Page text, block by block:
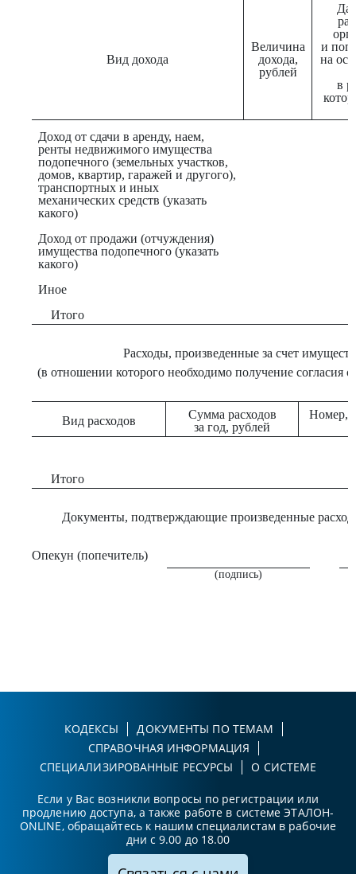
Вид дохода
Величина
дохода,
рублей
и
на
в
Доход от сдачи в аренду, наем,
ренты недвижимого имущества
подопечного (земельных участков,
домов, квартир, гаражей и другого),
транспортных и иных
механических средств (указать
какого)
Доход от продажи (отчуждения)
имущества подопечного (указать
какого)
Иное
Итого
Расходы, произведенные за счет
(в отношении которого необходимо получение согласия
Вид расходов
Сумма расходов
за год, рублей
Номер,
Итого
Документы, подтверждающие произведенные
Опекун (попечитель)
(подпись)
КОДЕКСЫ
ДОКУМЕНТЫ ПО ТЕМАМ
СПРАВОЧНАЯ ИНФОРМАЦИЯ
СПЕЦИАЛИЗИРОВАННЫЕ РЕСУРСЫ
О СИСТЕМЕ
Если у Вас возникли вопросы по регистрации или
продлению доступа, а также работе в системе ЭТАЛОН-
ONLINE, обращайтесь к нашим специалистам в рабочие
дни с 9.00 до 18.00